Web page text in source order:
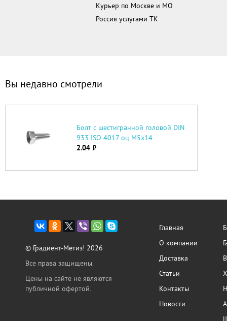
Курьер по Москве и МО
Россия услугами ТК
Вы недавно смотрели
Болт с шестигранной головой DIN
933 ISO 4017 оц М5х14
2.04 руб.
© Градиент-Метиз! 2026
Все права защищены.
Цены на сайте не являются
публичной офертой.
Главная
О компании
Доставка
Статьи
Контакты
Новости